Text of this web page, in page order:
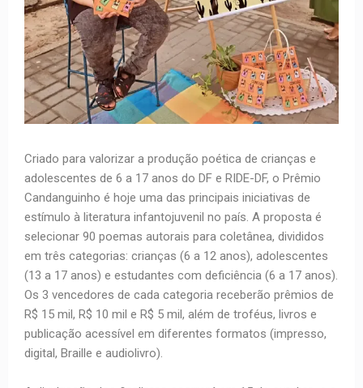
Criado para valorizar a produção poética de crianças e
adolescentes de 6 a 17 anos do DF e RIDE-DF, o Prêmio
Candanguinho é hoje uma das principais iniciativas de
estímulo à literatura infantojuvenil no país. A proposta é
selecionar 90 poemas autorais para coletânea, divididos
em três categorias: crianças (6 a 12 anos), adolescentes
(13 a 17 anos) e estudantes com deficiência (6 a 17 anos).
Os 3 vencedores de cada categoria receberão prêmios de
R$ 15 mil, R$ 10 mil e R$ 5 mil, além de troféus, livros e
publicação acessível em diferentes formatos (impresso,
digital, Braille e audiolivro).